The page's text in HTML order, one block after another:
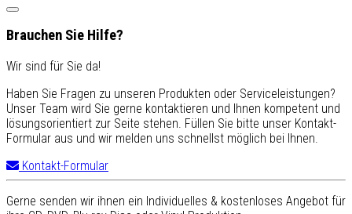
Brauchen Sie Hilfe?
Wir sind für Sie da!
Haben Sie Fragen zu unseren Produkten oder Serviceleistungen?
Unser Team wird Sie gerne kontaktieren und Ihnen kompetent und
lösungsorientiert zur Seite stehen. Füllen Sie bitte unser Kontakt-
Formular aus und wir melden uns schnellst möglich bei Ihnen.
Kontakt-Formular
Gerne senden wir ihnen ein Individuelles & kostenloses Angebot für